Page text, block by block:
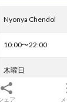
Nyonya Chendol
10:00〜22:00
木曜日
#01-115
ェア